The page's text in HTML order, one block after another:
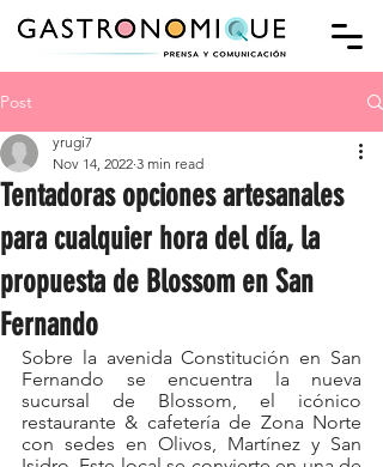
Post
Tentadoras opciones artesanales
para cualquier hora del día, la
propuesta de Blossom en San
Fernando
yrugi7
Nov 14, 2022 3 min read
Sobre la avenida Constitución en San
Fernando se encuentra la nueva
sucursal de Blossom, el icónico
restaurante & cafetería de Zona Norte
con sedes en Olivos, Martínez y San